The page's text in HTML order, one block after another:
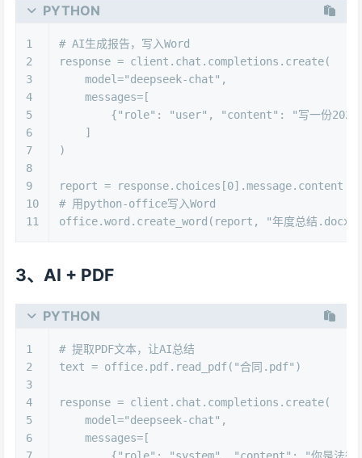
PYTHON
1
2
3
4
5
6
7
8
9
10
11
# AI生成报告，写入Word
response = client.chat.completions.create(
    model=
"deepseek-chat" ,
    messages=[
        {
"role" : "user" , "content" :
"写一份2025
    ]
)
report = response.choices[0].message.content
# 用python-office写入Word
office.word.create_word(report,
"年度总结.docx"
3、AI + PDF
PYTHON
1
2
3
4
5
6
# 提取PDF文本，让AI总结
text = office.pdf.read_pdf( "合同.pdf" )
response = client.chat.completions.create(
    model=
"deepseek-chat" ,
    messages=[